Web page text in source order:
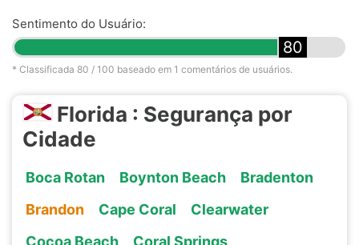
Sentimento do Usuário:
80
* Classificada 80 / 100 baseado em 1 comentários de usuários.
Florida : Segurança por
Cidade
Boca Rotan Boynton Beach
Bradenton
Brandon
Cape Coral
Clearwater
Cocoa Beach
Coral Springs